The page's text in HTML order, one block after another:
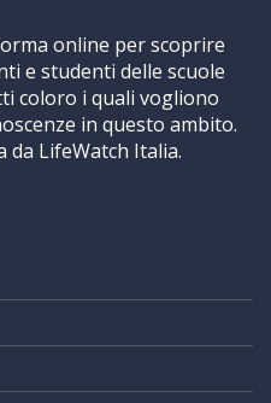
online per scoprire
e studenti delle scuole
coloro i quali vogliono
in questo ambito.
da LifeWatch Italia.